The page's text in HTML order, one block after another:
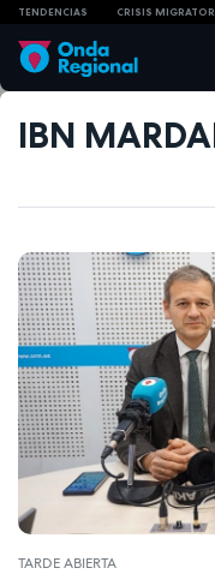
TENDENCIAS CRISIS
IBN
TARDE ABIERTA